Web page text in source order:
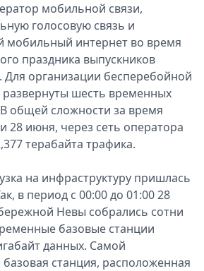
мобильной связи,
голосовую связь и
мобильный интернет во время
праздника выпускников
Для организации бесперебойной
шесть временных
общей сложности за время
28 июня, через сеть оператора
терабайта трафика.
на инфраструктуру пришлась
в период с 00:00 до 01:00 28
Невы собрались сотни
базовые станции
данных. Самой
станция, расположенная